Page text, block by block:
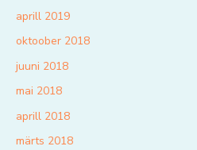
aprill 2019
oktoober 2018
juuni 2018
mai 2018
aprill 2018
märts 2018